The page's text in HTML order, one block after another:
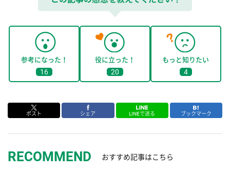
参考になった！
16
役に立った！
20
もっと知りたい
4
ポスト シェア LINEで送る ブックマーク
RECOMMEND おすすめ記事はこちら